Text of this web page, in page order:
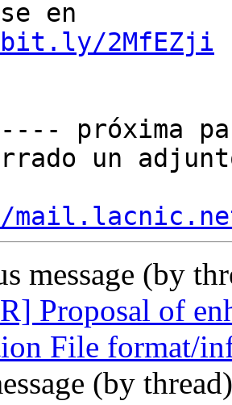
2MfEZji
próxima
un
message (by
Proposal of
File format/
(by